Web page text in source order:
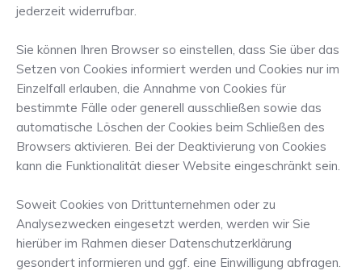
jederzeit widerrufbar.
Sie können Ihren Browser so einstellen, dass Sie über das
Setzen von Cookies informiert werden und Cookies nur im
Einzelfall erlauben, die Annahme von Cookies für
bestimmte Fälle oder generell ausschließen sowie das
automatische Löschen der Cookies beim Schließen des
Browsers aktivieren. Bei der Deaktivierung von Cookies
kann die Funktionalität dieser Website eingeschränkt sein.
Soweit Cookies von Drittunternehmen oder zu
Analysezwecken eingesetzt werden, werden wir Sie
hierüber im Rahmen dieser Datenschutzerklärung
gesondert informieren und ggf. eine Einwilligung abfragen.